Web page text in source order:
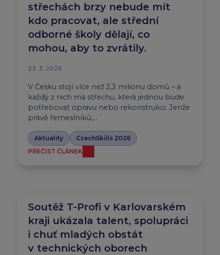
střechách brzy nebude mít
kdo pracovat, ale střední
odborné školy dělají, co
mohou, aby to zvrátily.
23. 3. 2026
V Česku stojí více než 2,3 milionu domů – a
každý z nich má střechu, která jednou bude
potřebovat opravu nebo rekonstrukci. Jenže
právě řemeslníků,…
Aktuality
CzechSkills 2026
PŘEČÍST ČLÁNEK
Soutěž T-Profi v Karlovarském
kraji ukázala talent, spolupráci
i chuť mladých obstát
v technických oborech